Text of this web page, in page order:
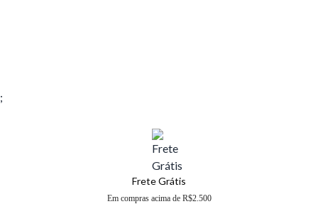
;
Frete Grátis
Em compras acima de R$2.500